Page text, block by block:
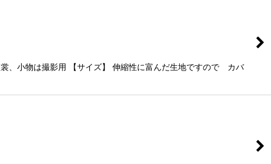
、小物は撮影用 【サイズ】 伸縮性に富んだ生地ですので カバ